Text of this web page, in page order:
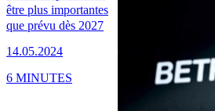
être plus importantes
que prévu dès 2027
14.05.2024
6 MINUTES